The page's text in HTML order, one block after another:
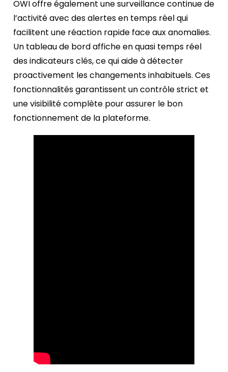
OWI offre également une surveillance continue de
l’activité avec des alertes en temps réel qui
facilitent une réaction rapide face aux anomalies.
Un tableau de bord affiche en quasi temps réel
des indicateurs clés, ce qui aide à détecter
proactivement les changements inhabituels. Ces
fonctionnalités garantissent un contrôle strict et
une visibilité complète pour assurer le bon
fonctionnement de la plateforme.